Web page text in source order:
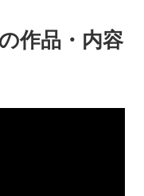
作品・内容